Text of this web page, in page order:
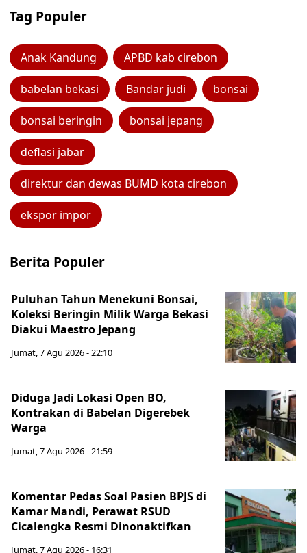
Tag Populer
Anak Kandung APBD kab cirebon
babelan bekasi Bandar judi bonsai
bonsai beringin bonsai jepang
deflasi jabar
direktur dan dewas BUMD kota cirebon
ekspor impor
Berita Populer
Puluhan Tahun Menekuni Bonsai,
Koleksi Beringin Milik Warga Bekasi
Diakui Maestro Jepang
Jumat, 7 Agu 2026 - 22:10
Diduga Jadi Lokasi Open BO,
Kontrakan di Babelan Digerebek
Warga
Jumat, 7 Agu 2026 - 21:59
Komentar Pedas Soal Pasien BPJS di
Kamar Mandi, Perawat RSUD
Cicalengka Resmi Dinonaktifkan
Jumat, 7 Agu 2026 - 16:31